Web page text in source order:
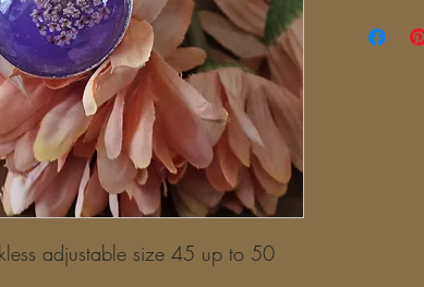
adjustable size 45 up to 50